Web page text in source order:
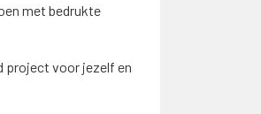
met bedrukte
project voor jezelf en